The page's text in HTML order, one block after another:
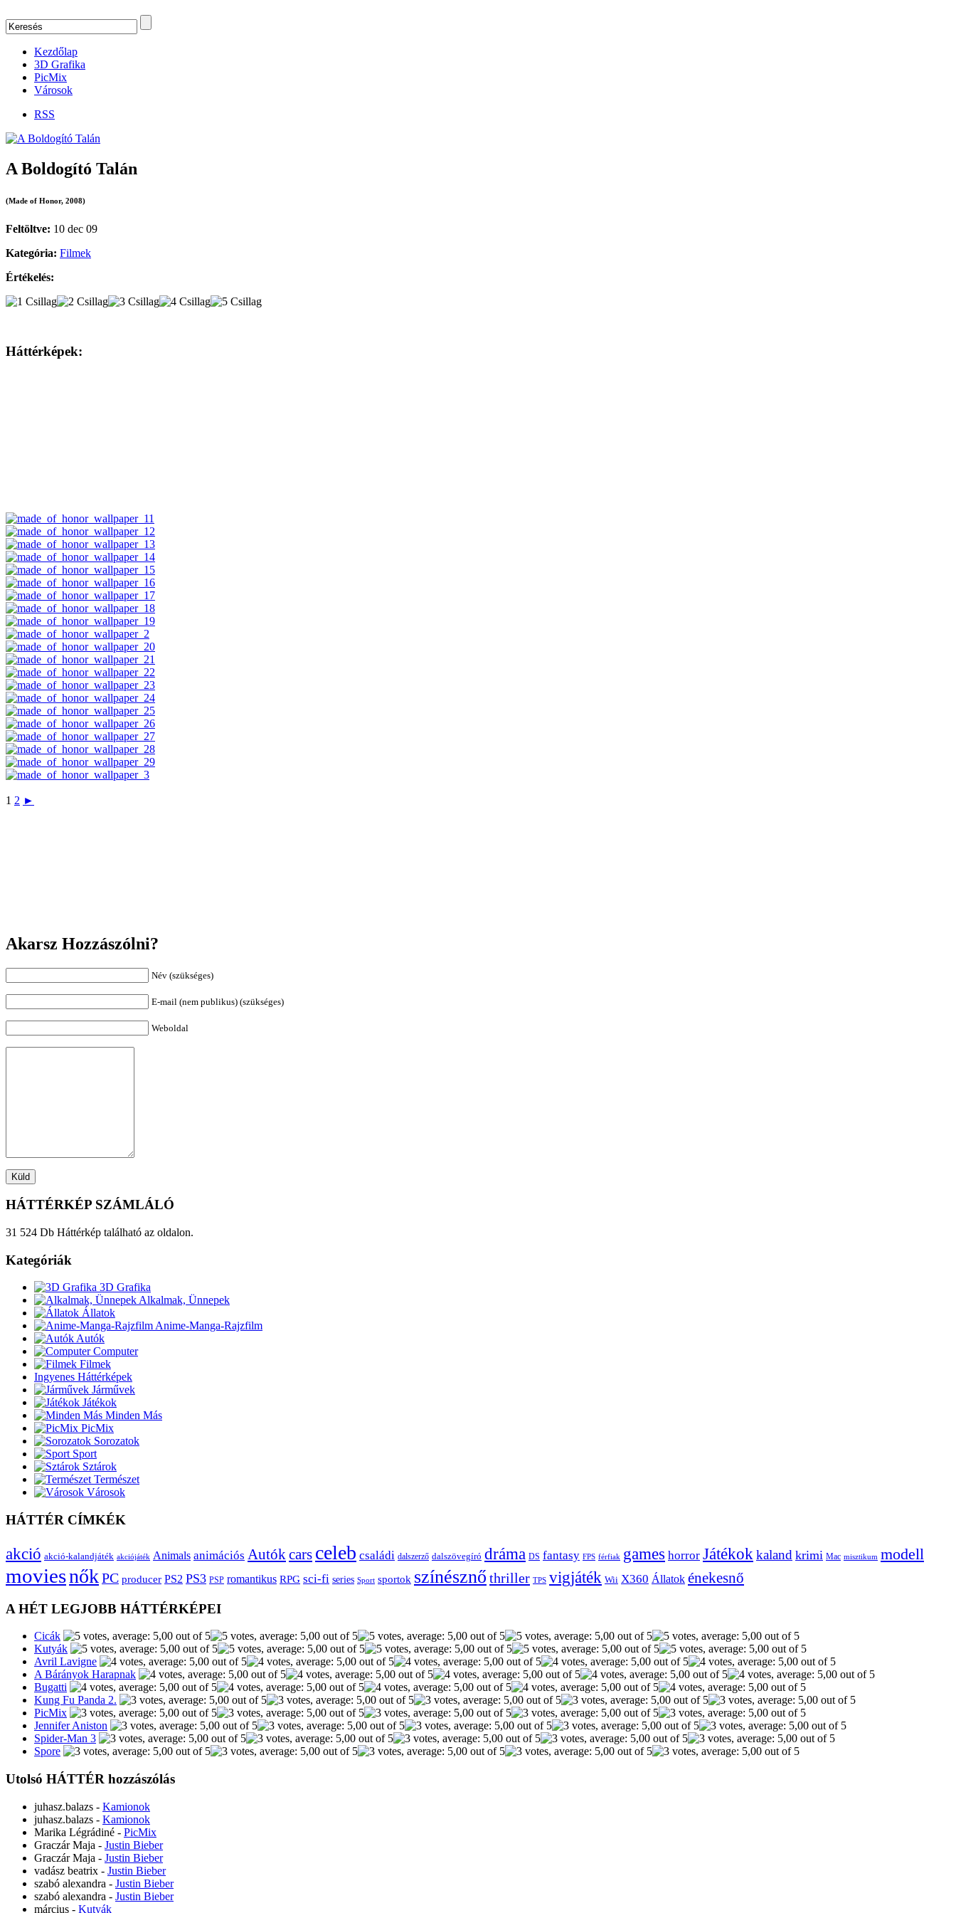
Kezdőlap
3D Grafika
PicMix
Városok
RSS
A Boldogító Talán
(Made of Honor, 2008)
Feltöltve: 10 dec 09
Kategória: Filmek
Értékelés:
Háttérképek:
1 2 ►
Akarsz Hozzászólni?
Név (szükséges)
E-mail (nem publikus) (szükséges)
Weboldal
HÁTTÉRKÉP SZÁMLÁLÓ
31 524 Db Háttérkép található az oldalon.
Kategóriák
3D Grafika
Alkalmak, Ünnepek
Állatok
Anime-Manga-Rajzfilm
Autók
Computer
Filmek
Ingyenes Háttérképek
Járművek
Játékok
Minden Más
PicMix
Sorozatok
Sport
Sztárok
Természet
Városok
HÁTTÉR CÍMKÉK
akció akció-kalandjáték akciójáték Animals animációs Autókcars celeb családi dalszerző dalszövegíró dráma DS fantasy FPS férfiak games horror Játékok kaland krimi Mac misztikum modell
moviesnőkPC producer PS2 PS3 PSP romantikus RPG sci-fi series Sport sportok színésznő thriller TPS vigjáték Wii X360 Állatok énekesnő
A HÉT LEGJOBB HÁTTÉRKÉPEI
Cicák
Kutyák
Avril Lavigne
A Bárányok Harapnak
Bugatti
Kung Fu Panda 2.
PicMix
Jennifer Aniston
Spider-Man 3
Spore
Utolsó HÁTTÉR hozzászólás
juhasz.balazs - Kamionok
juhasz.balazs - Kamionok
Marika Légrádiné - PicMix
Graczár Maja - Justin Bieber
Graczár Maja - Justin Bieber
vadász beatrix - Justin Bieber
szabó alexandra - Justin Bieber
szabó alexandra - Justin Bieber
március - Kutyák